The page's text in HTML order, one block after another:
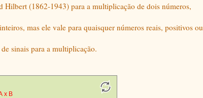
Hilbert (1862-1943) para a multiplicação de dois números,
mas ele vale para quaisquer números reais, positivos ou
sinais para a multiplicação.